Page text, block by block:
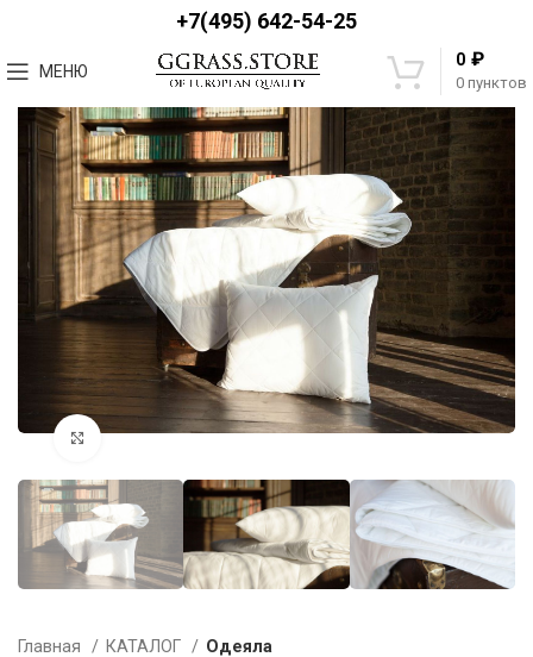
+7(495) 642-54-25
МЕНЮ
0 пунктов
0 ₽
Увеличить
Главная КАТАЛОГ Одеяла